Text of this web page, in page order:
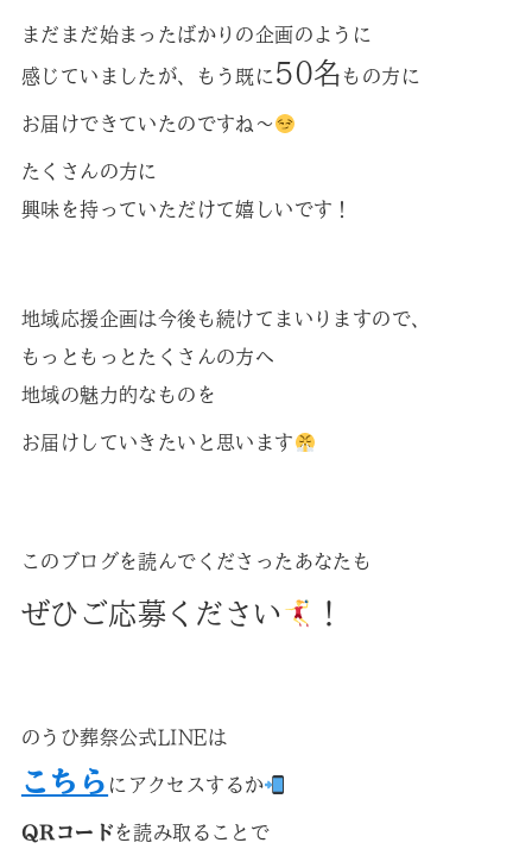
まだまだ始まったばかりの企画のように
感じていましたが、もう既に 50名 もの方に
お届けできていたのですね～
たくさんの方に
興味を持っていただけて嬉しいです！
地域応援企画は今後も続けてまいりますので、
もっともっとたくさんの方へ
地域の魅力的なものを
お届けしていきたいと思います
このブログを読んでくださったあなたも
ぜひご応募ください ！
のうひ葬祭公式LINEは
こちら にアクセスするか
QRコードを読み取ることで